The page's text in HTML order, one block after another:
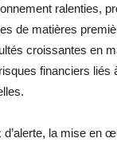
ralenties,
de matières
croissantes en
financiers liés
d’alerte, la mise en